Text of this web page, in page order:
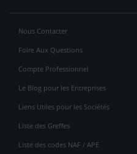
Nous Contacter
Foire Aux Questions
Compte Professionnel
Le Blog pour les Entreprises
Liens Utiles pour les Sociétés
Liste des Greffes
Liste des codes NAF / APE